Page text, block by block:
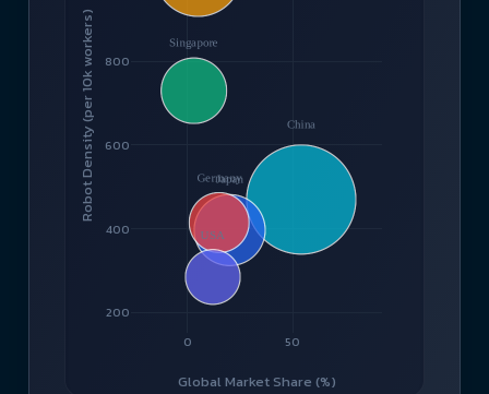
0 50
200
400
600
800
Global Market Share (%)
Robot Density (per 10k workers)